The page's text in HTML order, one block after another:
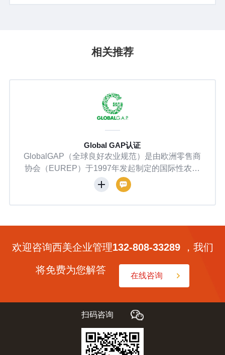
对于向欧盟出口的中国企业而言，EUDR已不再是一份"未来文
相关推荐
是由欧洲零售商
定的国际性农业
、储运全链条，
个国家，超21万
，112个国家近14
安全倡议（GFS
系互认。
BCI（Better Cotton Initiative，
会）是全球最大的可持续棉花项
金会（WWF）于2005年发起，
瓦注册为非营利组织。其使命是
持续发展，平衡环境、社会与经
过400个会员单位，包括棉农、纺
牌，并在巴西、印度、巴基斯坦
推广种植标准。
欢迎咨询西美企业管理132-808-33289，我们
将免费为您解答
在线咨询
扫码咨询